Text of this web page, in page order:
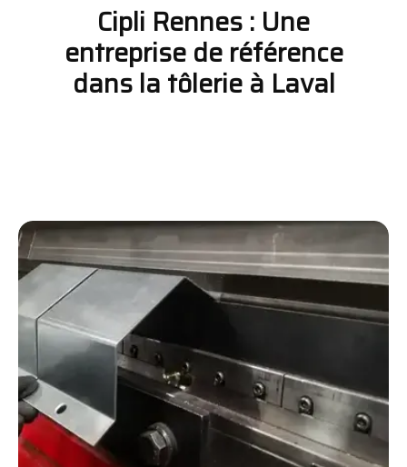
Cipli Rennes : Une
entreprise de référence
dans la tôlerie à Laval